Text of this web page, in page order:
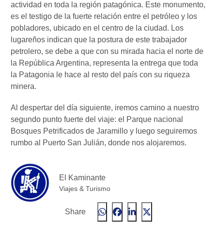
actividad en toda la región patagónica. Este monumento,
es el testigo de la fuerte relación entre el petróleo y los
pobladores, ubicado en el centro de la ciudad. Los
lugareños indican que la postura de este trabajador
petrolero, se debe a que con su mirada hacia el norte de
la República Argentina, representa la entrega que toda
la Patagonia le hace al resto del país con su riqueza
minera.
Al despertar del día siguiente, iremos camino a nuestro
segundo punto fuerte del viaje: el Parque nacional
Bosques Petrificados de Jaramillo y luego seguiremos
rumbo al Puerto San Julián, donde nos alojaremos.
El Kaminante
Viajes & Turismo
Share